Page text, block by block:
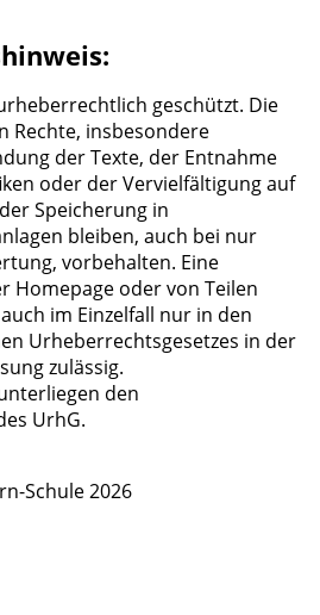
geschützt. Die
Rechte, insbesondere
der Texte, der Entnahme
oder der Vervielfältigung auf
Speicherung in
bleiben, auch bei nur
vorbehalten. Eine
Homepage oder von Teilen
im Einzelfall nur in den
Urheberrechtsgesetzes in der
zulässig.
den
UrhG.
Schule 2026